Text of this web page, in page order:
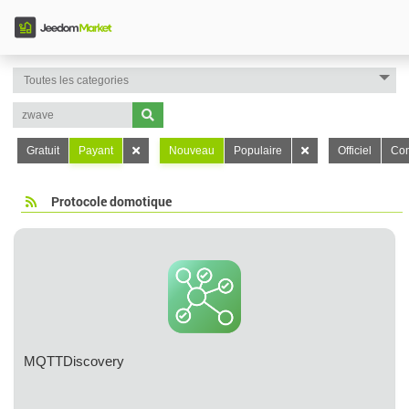
Gratuit Payant Nouveau Populaire Officiel
Protocole domotique
MQTTDiscovery